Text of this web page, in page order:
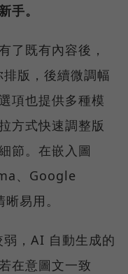
手。
了既有內容後，
版，後續微調幅
項也提供多種模
方式快速調整版
節。在嵌入圖
、Google
易用。
，AI 自動生成的
在意圖文一致